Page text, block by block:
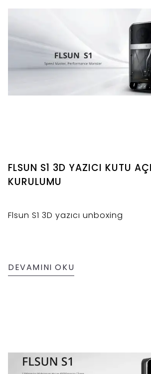
FLSUN S1 3D YAZICI KUTU
KURULUMU
Flsun S1 3D yazıcı unboxing
DEVAMINI OKU